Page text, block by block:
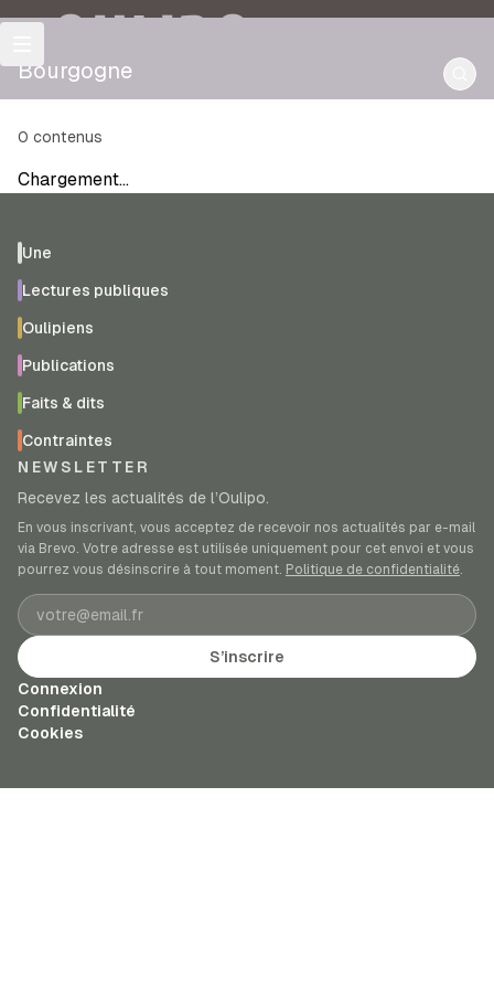
OULIPO
Bourgogne
0 contenus
Chargement…
Une
Lectures publiques
Oulipiens
Publications
Faits & dits
Contraintes
NEWSLETTER
Recevez les actualités de l’Oulipo.
En vous inscrivant, vous acceptez de recevoir nos actualités par e-mail
via Brevo. Votre adresse est utilisée uniquement pour cet envoi et vous
pourrez vous désinscrire à tout moment. Politique de confidentialité.
Adresse e-mail
S’inscrire
Connexion
Confidentialité
Cookies